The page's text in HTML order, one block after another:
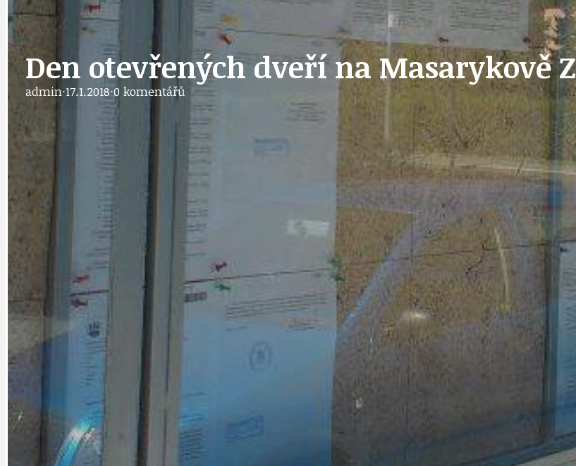
GRANTY A DOTACE
HODKOVSKÁ ULICE
IDEAL LUX
NEZAŘAZENÉ
OBČANSKÁ SPOLEČNOST
OBECNÍ ZPRAVODAJE
OBRAZEM, ZVUKEM
PŘEVZATÉ ZPRÁVY Z
SKAUTSKÁ KLUBOVNA
ŠKOLY A ŠKOLSTVÍ
SOCIÁLNÍ PROJEKTY A
STAVEBNÍ ZÁKON
OBČANSKÁ SPOLEČNOST
DEZINFORMACE
CYKLOVÝLETY
POZVÁNKY
DALŠÍ
Den otevřených dveří na Masarykově
admin·17.1.2018·0 komentářů